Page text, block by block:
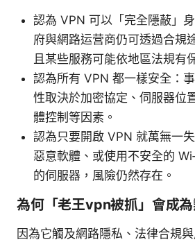
認為 VPN 可以「完全隱蔽」
府與網路运营商仍可透過合規
且某些服務可能依地區法規有
認為所有 VPN 都一樣安全：
性取決於加密協定、伺服器位
體控制等因素。
認為只要開啟 VPN 就萬無一
惡意軟體、或使用不安全的
的伺服器，風險仍然存在。
為何「老王vpn被抓」會成為
因為它觸及網路隱私、法律合規